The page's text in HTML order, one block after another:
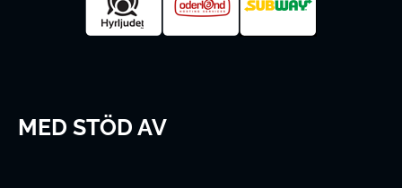
MED STÖD AV